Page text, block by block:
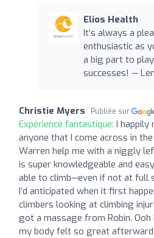
Elios Health
It’s always a
enthusiastic as
a big part to
successes! —
Christie Myers Publiée sur
Expérience fantastique: I happily
anyone that I come across in
Warren help me with a niggly
is super knowledgeable and
able to climb—even if not at full
I’d anticipated when it first
climbers looking at climbing
got a massage from Robin.
my body felt so great